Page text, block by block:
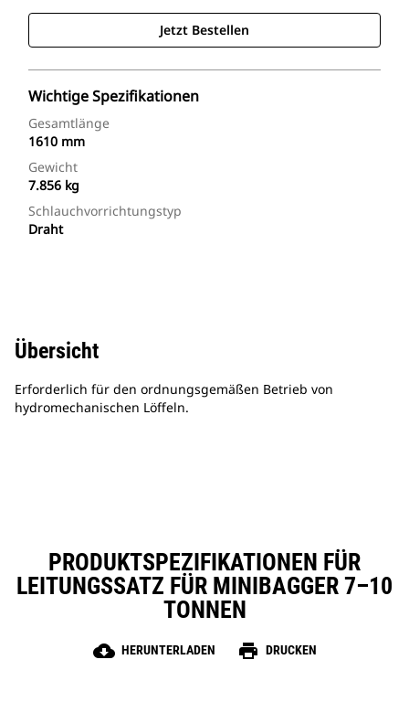
Jetzt Bestellen
Wichtige Spezifikationen
Gesamtlänge
1610 mm
Gewicht
7.856 kg
Schlauchvorrichtungstyp
Draht
Übersicht
Erforderlich für den ordnungsgemäßen Betrieb von
hydromechanischen Löffeln.
PRODUKTSPEZIFIKATIONEN FÜR
LEITUNGSSATZ FÜR MINIBAGGER 7–10
TONNEN
cloud_download HERUNTERLADEN print DRUCKEN